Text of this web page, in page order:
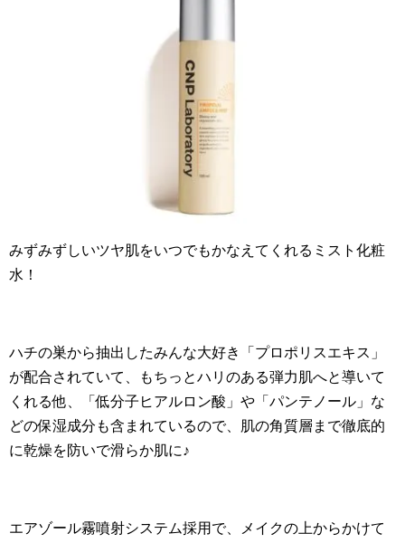
みずみずしいツヤ肌をいつでもかなえてくれるミスト化粧
水！
ハチの巣から抽出したみんな大好き「プロポリスエキス」
が配合されていて、もちっとハリのある弾力肌へと導いて
くれる他、「低分子ヒアルロン酸」や「パンテノール」な
どの保湿成分も含まれているので、肌の角質層まで徹底的
に乾燥を防いで滑らか肌に♪
エアゾール霧噴射システム採用で、メイクの上からかけて